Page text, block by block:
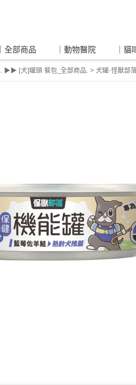
｜全部商品 ｜動物醫院 ｜貓
, ▶▶ [犬]罐頭 餐包_全部商品, > 犬罐-怪獸部